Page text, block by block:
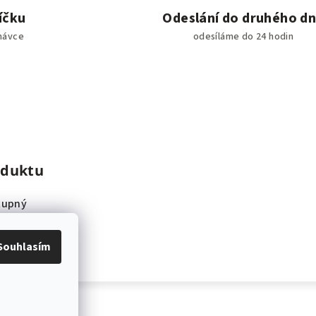
Odeslání do druhého
odesíláme do 24 hodin